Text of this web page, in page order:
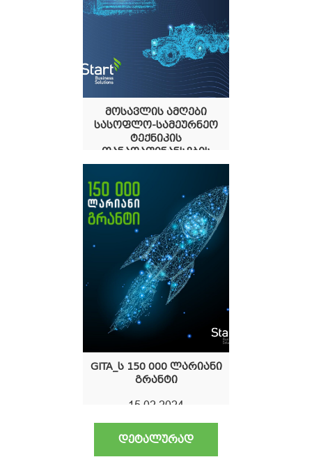
მოსავლის ამღები
სასოფლო-სამეურნეო
ტექნიკის
თანადაფინანსების
პროგრამა
GITA_ს 150 000 ლარიანი
გრანტი
15.02.2024
ᲓᲔᲢᲐᲚᲣᲠᲐᲓ